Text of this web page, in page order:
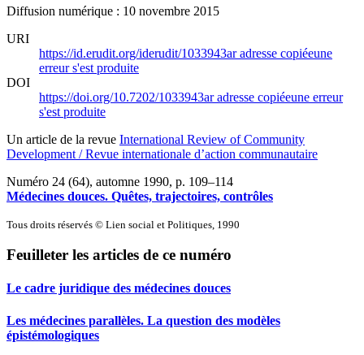
Diffusion numérique : 10 novembre 2015
URI
https://id.erudit.org/iderudit/1033943aradresse copiéeune
erreur s'est produite
DOI
https://doi.org/10.7202/1033943aradresse copiéeune erreur
s'est produite
Un article de la revue International Review of Community
Development / Revue internationale d’action communautaire
Numéro 24 (64), automne 1990, p. 109–114
Médecines douces. Quêtes, trajectoires, contrôles
Tous droits réservés © Lien social et Politiques, 1990
Feuilleter les articles de ce numéro
Le cadre juridique des médecines douces
Les médecines parallèles. La question des modèles
épistémologiques